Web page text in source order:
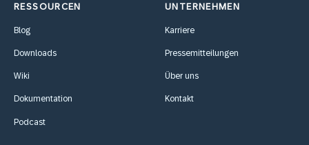
RESSOURCEN
Blog
Downloads
Wiki
Dokumentation
Podcast
UNTERNEHMEN
Karriere
Pressemitteilungen
Über uns
Kontakt